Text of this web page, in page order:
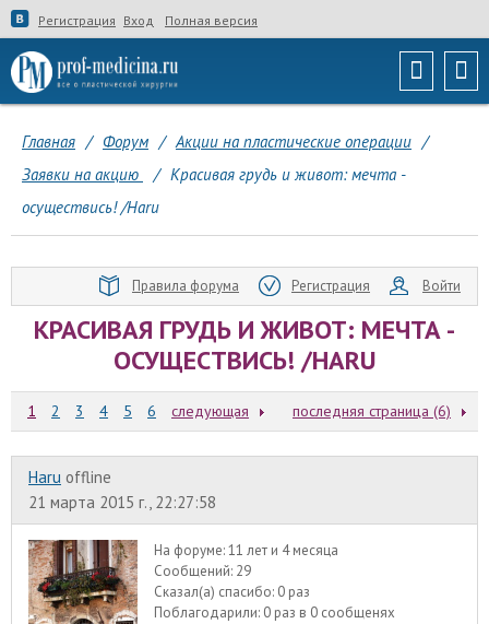
Регистрация Вход Полная версия
Главная / Форум / Акции на пластические операции /
Заявки на акцию
/ Красивая грудь и живот: мечта -
осуществись! /Haru
Правила форума Регистрация Войти
КРАСИВАЯ ГРУДЬ И ЖИВОТ: МЕЧТА -
ОСУЩЕСТВИСЬ! /HARU
1 2 3 4 5 6 следующая последняя страница (6)
Haru offline
21 марта 2015 г., 22:27:58
На форуме:11 лет и 4 месяца
Сообщений: 29
Сказал(а) спасибо: 0 раз
Поблагодарили: 0 раз в 0 сообщенях